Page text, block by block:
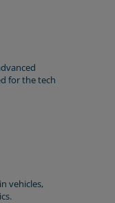
for the tech
vehicles,